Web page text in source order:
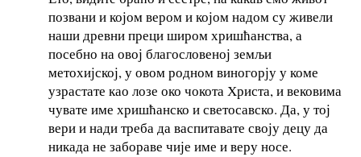
позвани и којом вером и којом надом су живели
наши древни преци широм хришћанства, а
посебно на овој благословеној земљи
метохијској, у овом родном виногорју у коме
узрастате као лозе око чокота Христа, и вековима
чувате име хришћанско и светосавско. Да, у тој
вери и нади треба да васпитавате своју децу да
никада не забораве чије име и веру носе.